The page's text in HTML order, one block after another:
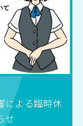
による臨時休
せ